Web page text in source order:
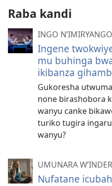
Raba kandi
INGO N’IMIRYANGO
Ingene
mu buhinga
ikibanza
Gukoresha
none birashobora
wanyu canke
turiko tugira
wanyu?
UMUNARA
Nufatane